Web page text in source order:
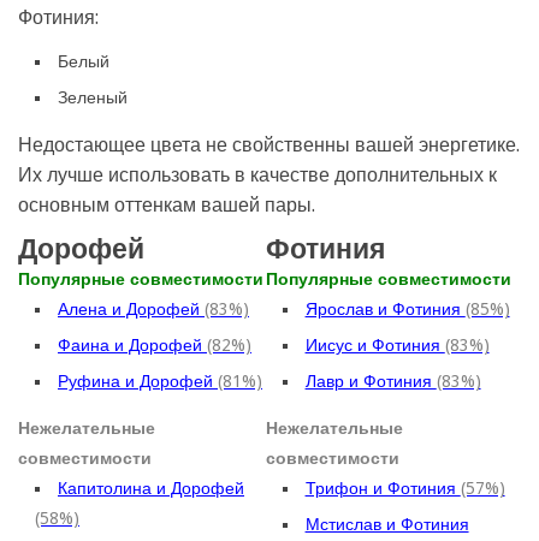
Фотиния:
Белый
Зеленый
Недостающее цвета не свойственны вашей энергетике.
Их лучше использовать в качестве дополнительных к
основным оттенкам вашей пары.
Дорофей
Популярные совместимости
Алена и Дорофей (83%)
Фаина и Дорофей (82%)
Руфина и Дорофей (81%)
Нежелательные
совместимости
Капитолина и Дорофей
(58%)
Фотиния
Популярные совместимости
Ярослав и Фотиния (85%)
Иисус и Фотиния (83%)
Лавр и Фотиния (83%)
Нежелательные
совместимости
Трифон и Фотиния (57%)
Мстислав и Фотиния